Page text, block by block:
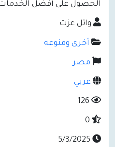
الحصول على أفضل الخدمات
وائل عزت
أخرى ومنوعه
مصر
عربي